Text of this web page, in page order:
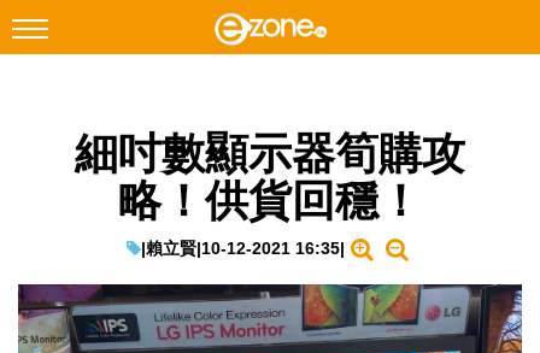
Facebook Instagram
遊戲動漫
教學評測
細吋數顯示器筍購攻
略！供貨回穩！
|賴立賢|10-12-2021 16:35|